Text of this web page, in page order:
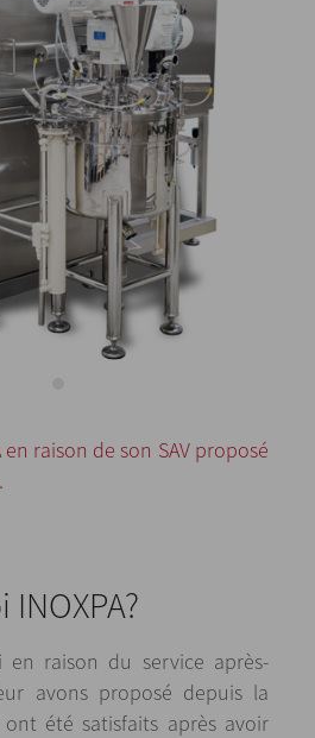
en raison de son SAV proposé
raison du service après-
avons proposé depuis la
été satisfaits après avoir